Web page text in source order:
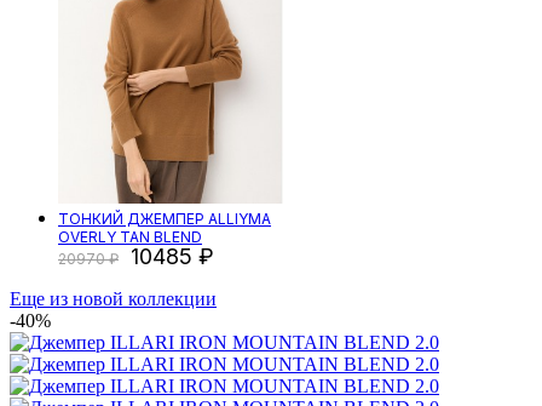
ТОНКИЙ ДЖЕМПЕР ALLIYMA
OVERLY TAN BLEND
20970
10485
Еще из новой коллекции
-40%